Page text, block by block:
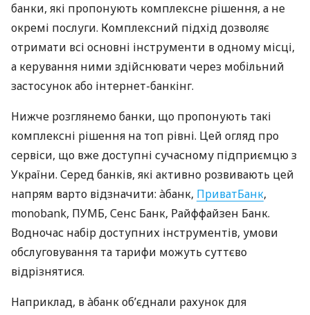
банки, які пропонують комплексне рішення, а не
окремі послуги. Комплексний підхід дозволяє
отримати всі основні інструменти в одному місці,
а керування ними здійснювати через мобільний
застосунок або інтернет-банкінг.
Нижче розглянемо банки, що пропонують такі
комплексні рішення на топ рівні. Цей огляд про
сервіси, що вже доступні сучасному підприємцю з
України. Серед банків, які активно розвивають цей
напрям варто відзначити: àбанк, ПриватБанк,
monobank, ПУМБ, Сенс Банк, Райффайзен Банк.
Водночас набір доступних інструментів, умови
обслуговування та тарифи можуть суттєво
відрізнятися.
Наприклад, в àбанк об’єднали рахунок для